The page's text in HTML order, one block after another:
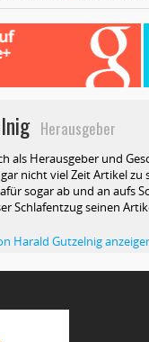
Herausgeber
als Herausgeber und
nicht viel Zeit Artikel
sogar ab und an aufs
Schlafentzug seinen
Harald Gutzelnig